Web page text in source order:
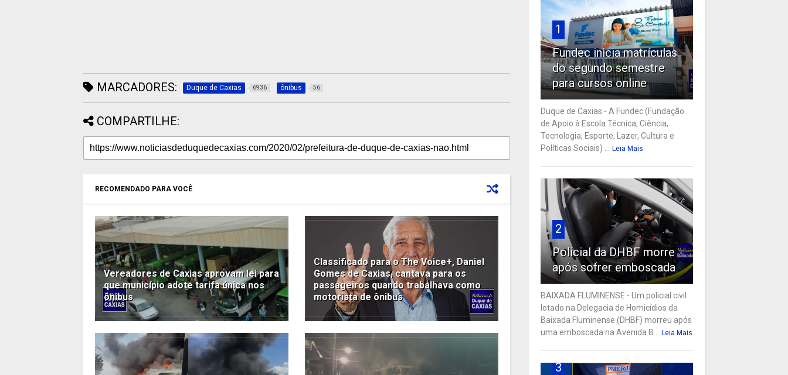
MARCADORES: Duque de Caxias 6936 ônibus 56
COMPARTILHE:
RECOMENDADO PARA VOCÊ
Vereadores de Caxias aprovam lei para
que município adote tarifa única nos
ônibus
Classificado para o The Voice+, Daniel
Gomes de Caxias, cantava para os
passageiros quando trabalhava como
motorista de ônibus
1
Fundec inicia matrículas
do segundo semestre
para cursos online
Duque de Caxias - A Fundec (Fundação
de Apoio à Escola Técnica, Ciência,
Tecnologia, Esporte, Lazer, Cultura e
Políticas Sociais) ...
Leia Mais
2
Policial da DHBF morre
após sofrer emboscada
BAIXADA FLUMINENSE - Um policial civil
lotado na Delegacia de Homicídios da
Baixada Fluminense (DHBF) morreu após
uma emboscada na Avenida B...
Leia Mais
3